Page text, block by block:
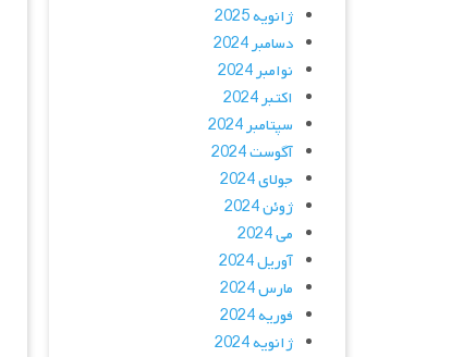
ژانویه 2025
دسامبر 2024
نوامبر 2024
اکتبر 2024
سپتامبر 2024
آگوست 2024
جولای 2024
ژوئن 2024
می 2024
آوریل 2024
مارس 2024
فوریه 2024
ژانویه 2024